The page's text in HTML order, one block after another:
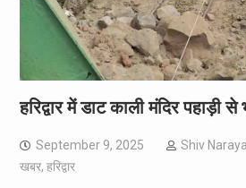
हरिद्वार में डाट काली मंदिर
September 9, 2025 Shiv
खबर, हरिद्वार